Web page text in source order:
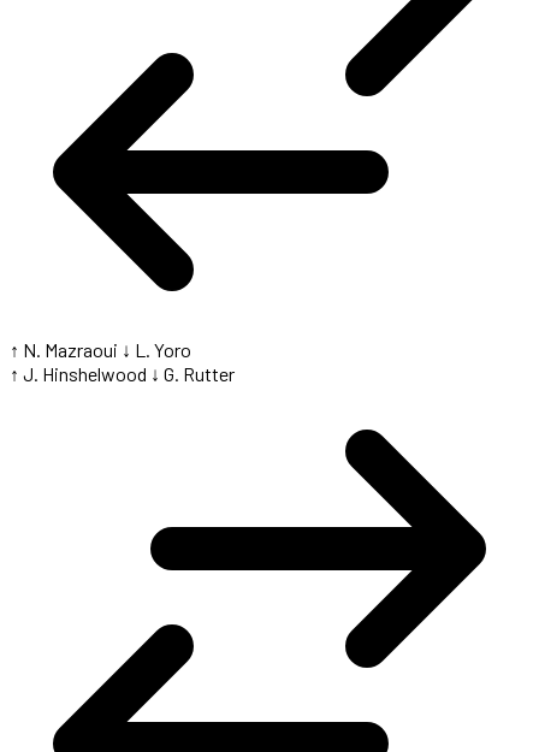
↑ N. Mazraoui ↓ L. Yoro
↑ J. Hinshelwood ↓ G. Rutter